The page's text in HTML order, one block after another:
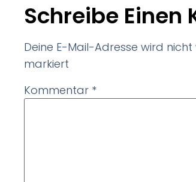
Schreibe Einen
Deine E-Mail-Adresse wird
markiert
Kommentar *